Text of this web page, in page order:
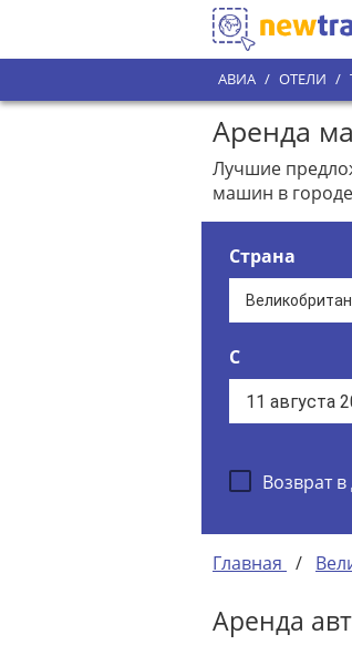
АВИА / ОТЕЛИ /
Аренда
Лучшие
машин в городе
Страна
С
Возврат
Главная /
Аренда